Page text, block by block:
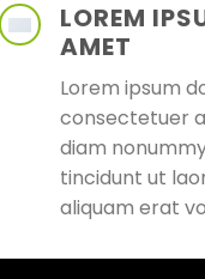
LOREM
AMET
Lorem ipsum
consectetuer
diam
tincidunt ut
aliquam erat